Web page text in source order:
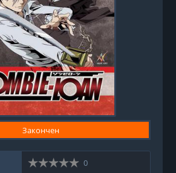
Закончен
0